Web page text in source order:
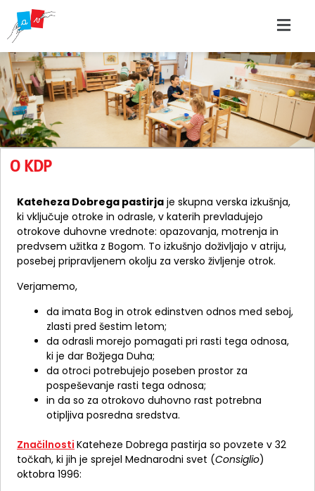
O KDP
Kateheza Dobrega pastirja je skupna verska izkušnja,
ki vključuje otroke in odrasle, v katerih prevladujejo
otrokove duhovne vrednote: opazovanja, motrenja in
predvsem užitka z Bogom. To izkušnjo doživljajo v atriju,
posebej pripravljenem okolju za versko življenje otrok.
Verjamemo,
da imata Bog in otrok edinstven odnos med seboj,
zlasti pred šestim letom;
da odrasli morejo pomagati pri rasti tega odnosa,
ki je dar Božjega Duha;
da otroci potrebujejo poseben prostor za
pospeševanje rasti tega odnosa;
in da so za otrokovo duhovno rast potrebna
otipljiva posredna sredstva.
Značilnosti Kateheze Dobrega pastirja so povzete v 32
točkah, ki jih je sprejel Mednarodni svet (Consiglio)
oktobra 1996: